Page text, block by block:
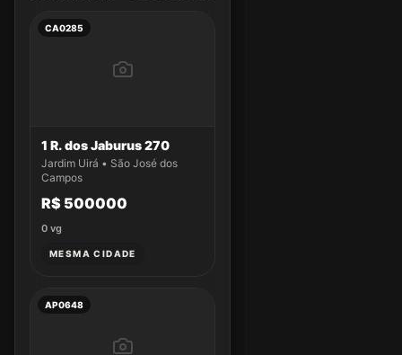
CA0285
1 R. dos Jaburus 270
Jardim Uirá • São José dos
Campos
R$ 500000
0 vg
MESMA CIDADE
AP0648